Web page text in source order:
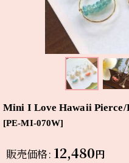
Mini I Love Hawaii
[PE-MI-070W]
販売価格: 12,480円